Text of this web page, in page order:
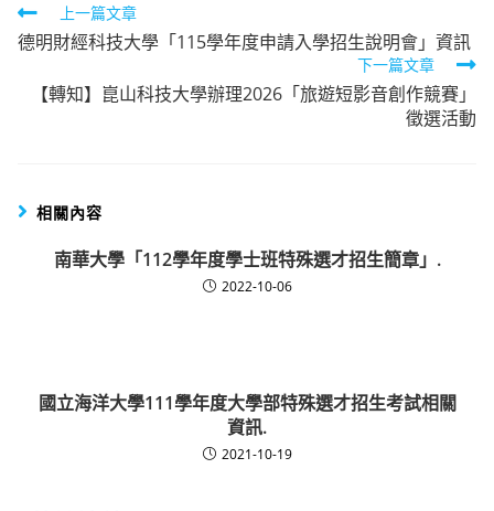
Read
more
articles
上一篇文章
德明財經科技大學「115學年度申請入學招生說明會」資訊
下一篇文章
【轉知】崑山科技大學辦理2026「旅遊短影音創作競賽」
徵選活動
相關內容
南華大學「112學年度學士班特殊選才招生簡章」.
2022-10-06
國立海洋大學111學年度大學部特殊選才招生考試相關
資訊.
2021-10-19